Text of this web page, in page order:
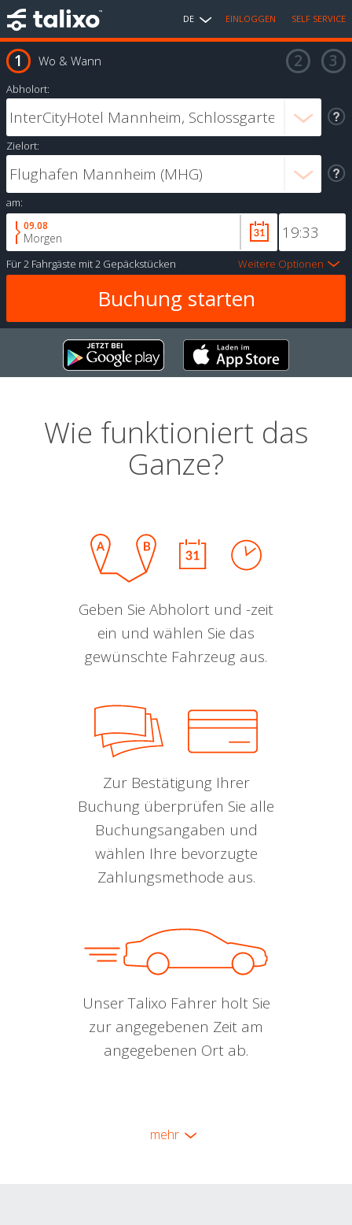
DE EINLOGGEN SELF SERVICE
Wo & Wann
Abholort:
Zielort:
am:
09.08
Morgen
Für2 Fahrgäste mit2 Gepäckstücken Weitere Optionen
Wie funktioniert das
Ganze?
Geben Sie Abholort und -zeit
ein und wählen Sie das
gewünschte Fahrzeug aus.
Zur Bestätigung Ihrer
Buchung überprüfen Sie alle
Buchungsangaben und
wählen Ihre bevorzugte
Zahlungsmethode aus.
Unser Talixo Fahrer holt Sie
zur angegebenen Zeit am
angegebenen Ort ab.
mehr